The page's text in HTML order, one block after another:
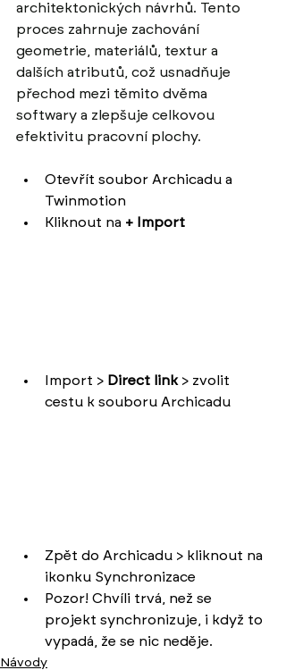
architektonických návrhů. Tento
proces zahrnuje zachování
geometrie, materiálů, textur a
dalších atributů, což usnadňuje
přechod mezi těmito dvěma
softwary a zlepšuje celkovou
efektivitu pracovní plochy.
Otevřít soubor Archicadu a
Twinmotion
Kliknout na + Import
Import > Direct link > zvolit
cestu k souboru Archicadu
Zpět do Archicadu > kliknout na
ikonku Synchronizace
Pozor! Chvíli trvá, než se
projekt synchronizuje, i když to
vypadá, že se nic neděje.
Návody